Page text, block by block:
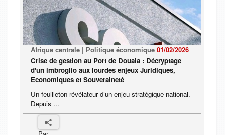
Afrique centrale | Politique économique 01/02/2026
Crise de gestion au Port de Douala : Décryptage
d'un imbroglio aux lourdes enjeux Juridiques,
Economiques et Souveraineté
Un feuilleton révélateur d’un enjeu stratégique national.
Depuis ...